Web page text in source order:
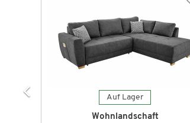
Auf Lager
Wohnlandschaft